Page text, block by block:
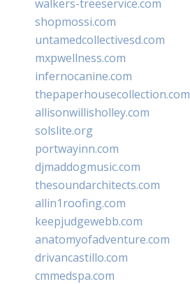
walkers-treeservice.com
shopmossi.com
untamedcollectivesd.com
mxpwellness.com
infernocanine.com
thepaperhousecollection.com
allisonwillisholley.com
solslite.org
portwayinn.com
djmaddogmusic.com
thesoundarchitects.com
allin1roofing.com
keepjudgewebb.com
anatomyofadventure.com
drivancastillo.com
cmmedspa.com